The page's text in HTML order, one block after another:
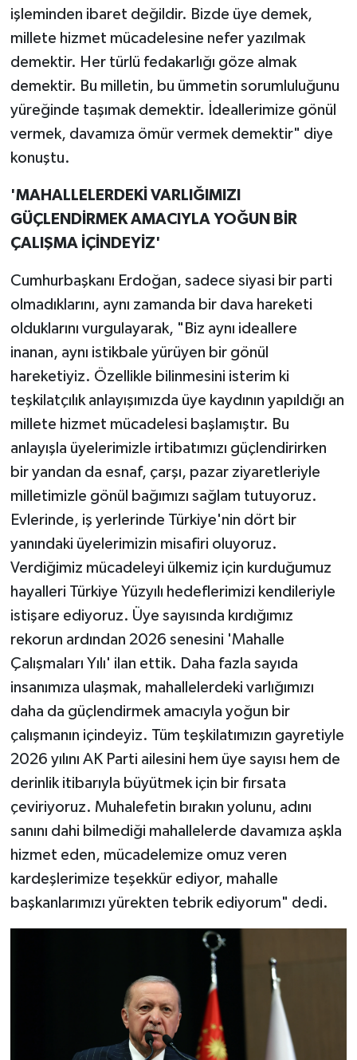
işleminden ibaret değildir. Bizde üye demek,
millete hizmet mücadelesine nefer yazılmak
demektir. Her türlü fedakarlığı göze almak
demektir. Bu milletin, bu ümmetin sorumluluğunu
yüreğinde taşımak demektir. İdeallerimize gönül
vermek, davamıza ömür vermek demektir" diye
konuştu.
'MAHALLELERDEKİ VARLIĞIMIZI
GÜÇLENDİRMEK AMACIYLA YOĞUN BİR
ÇALIŞMA İÇİNDEYİZ'
Cumhurbaşkanı Erdoğan, sadece siyasi bir parti
olmadıklarını, aynı zamanda bir dava hareketi
olduklarını vurgulayarak, "Biz aynı ideallere
inanan, aynı istikbale yürüyen bir gönül
hareketiyiz. Özellikle bilinmesini isterim ki
teşkilatçılık anlayışımızda üye kaydının yapıldığı an
millete hizmet mücadelesi başlamıştır. Bu
anlayışla üyelerimizle irtibatımızı güçlendirirken
bir yandan da esnaf, çarşı, pazar ziyaretleriyle
milletimizle gönül bağımızı sağlam tutuyoruz.
Evlerinde, iş yerlerinde Türkiye'nin dört bir
yanındaki üyelerimizin misafiri oluyoruz.
Verdiğimiz mücadeleyi ülkemiz için kurduğumuz
hayalleri Türkiye Yüzyılı hedeflerimizi kendileriyle
istişare ediyoruz. Üye sayısında kırdığımız
rekorun ardından 2026 senesini 'Mahalle
Çalışmaları Yılı' ilan ettik. Daha fazla sayıda
insanımıza ulaşmak, mahallelerdeki varlığımızı
daha da güçlendirmek amacıyla yoğun bir
çalışmanın içindeyiz. Tüm teşkilatımızın gayretiyle
2026 yılını AK Parti ailesini hem üye sayısı hem de
derinlik itibarıyla büyütmek için bir fırsata
çeviriyoruz. Muhalefetin bırakın yolunu, adını
sanını dahi bilmediği mahallelerde davamıza aşkla
hizmet eden, mücadelemize omuz veren
kardeşlerimize teşekkür ediyor, mahalle
başkanlarımızı yürekten tebrik ediyorum" dedi.